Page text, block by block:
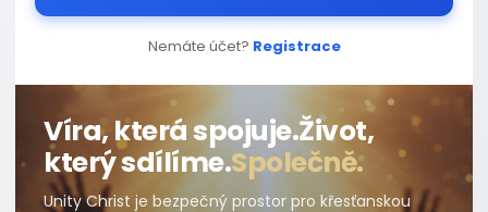
Nemáte účet? Registrace
Víra, která spojuje.Život,
který sdílíme.Společně.
Unity Christ je bezpečný prostor pro křesťanskou